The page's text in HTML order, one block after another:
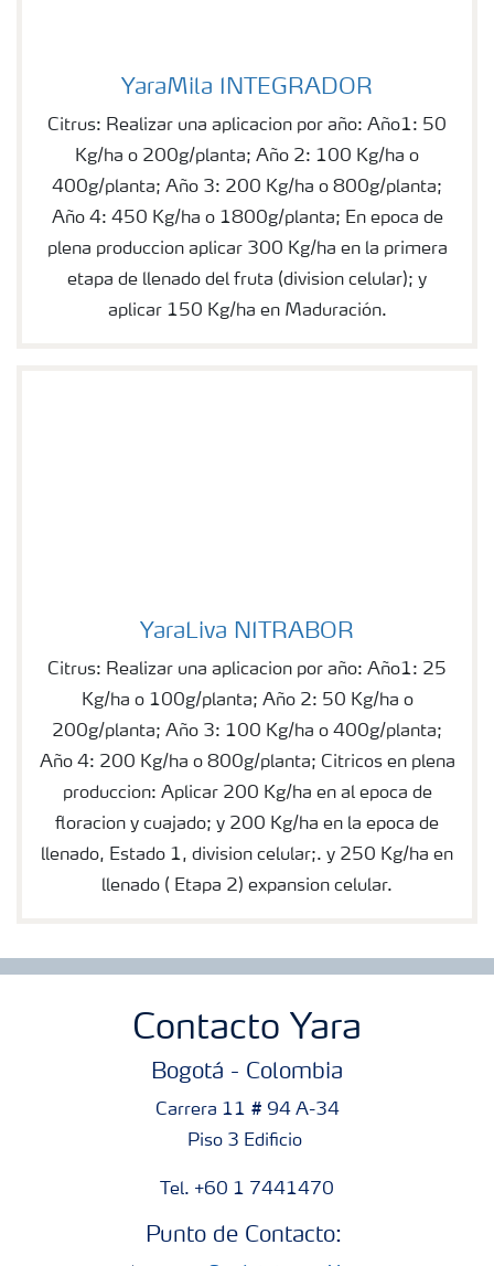
YaraMila INTEGRADOR
Citrus: Realizar una aplicacion por año: Año1: 50
Kg/ha o 200g/planta; Año 2: 100 Kg/ha o
400g/planta; Año 3: 200 Kg/ha o 800g/planta;
Año 4: 450 Kg/ha o 1800g/planta; En epoca de
plena produccion aplicar 300 Kg/ha en la primera
etapa de llenado del fruta (division celular); y
aplicar 150 Kg/ha en Maduración.
YaraLiva NITRABOR
Citrus: Realizar una aplicacion por año: Año1: 25
Kg/ha o 100g/planta; Año 2: 50 Kg/ha o
200g/planta; Año 3: 100 Kg/ha o 400g/planta;
Año 4: 200 Kg/ha o 800g/planta; Citricos en plena
produccion: Aplicar 200 Kg/ha en al epoca de
floracion y cuajado; y 200 Kg/ha en la epoca de
llenado, Estado 1, division celular;. y 250 Kg/ha en
llenado ( Etapa 2) expansion celular.
Contacto Yara
Bogotá - Colombia
Carrera 11 # 94 A-34
Piso 3 Edificio
Tel. +60 1 7441470
Punto de Contacto: